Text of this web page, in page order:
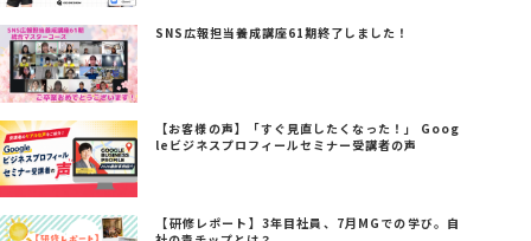
SNS広報担当養成講座61期終了しました！
【お客様の声】「すぐ見直したくなった！」 Goog
leビジネスプロフィールセミナー受講者の声
【研修レポート】3年目社員、7月MGでの学び。自